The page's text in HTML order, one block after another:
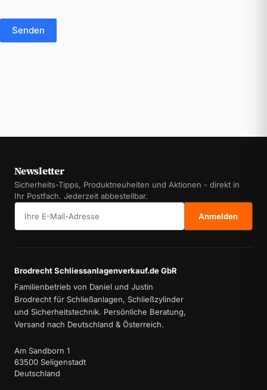
Senden
Newsletter
Sicherheits-Tipps, Produktneuheiten und Aktionen - direkt in
Ihr Postfach. Jederzeit abbestellbar.
Anmelden
Brodrecht Schliessanlagenverkauf.de GbR
Familienbetrieb von Daniel und Justin
Brodrecht für Schließanlagen, Schließzylinder
und Sicherheitstechnik. Persönliche Beratung,
Versand nach Deutschland & Österreich.
Am Sandborn 1
63500 Seligenstadt
Deutschland